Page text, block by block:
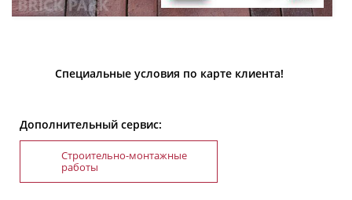
Специальные условия по карте клиента!
Дополнительный сервис:
Строительно-монтажные
работы